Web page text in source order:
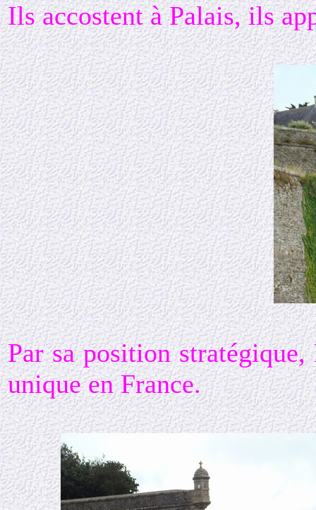
Ils accostent à Palais, ils
Par sa position
unique en France.